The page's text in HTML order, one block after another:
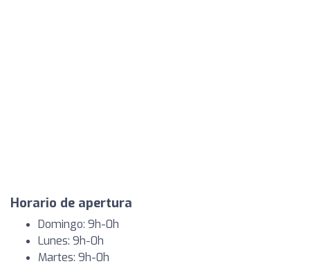
Horario de apertura
Domingo: 9h-0h
Lunes: 9h-0h
Martes: 9h-0h